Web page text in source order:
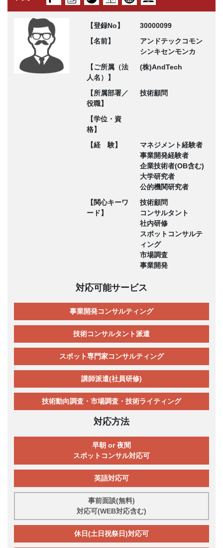
【登録No】
30000099
【名前】
アンドテックコモン
シンキセンモンカ
【ご所属（法
人名）】
(株)AndTech
【所属部署／
役職】
技術顧問
【学位・資
格】
【経 験】
マネジメント経験者
事業開発経験者
企業技術者(OB含む)
大学研究者
公的機関研究者
【関心キーワ
ード】
技術顧問
コンサルタント
社内研修
スポットコンサルテ
ィング
市場調査
事業開発
対応可能サービス
事業開発コンサルティング
技術コンサルタント派遣
スポット専門家コンサルティング
講師派遣(社員研修)
技術動向調査・市場調査・技術ライティング
対応方法
早朝 or 夜間
スポットコンサル対応可
英語対応可
事前面談(無料)
対応可(WEB対応含む)
休日(土日祝祭日)対応可